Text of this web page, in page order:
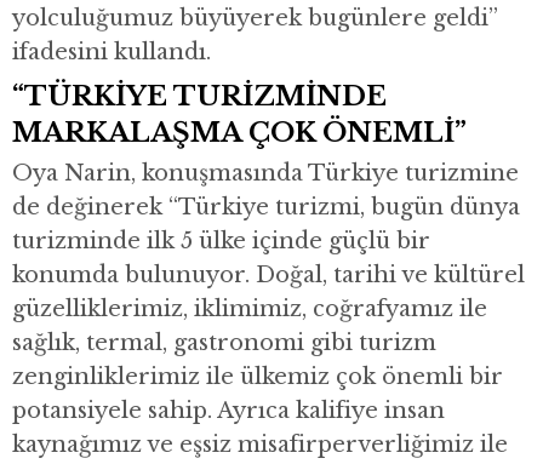
yolculuğumuz büyüyerek bugünlere geldi”
ifadesini kullandı.
“TÜRKİYE TURİZMİNDE
MARKALAŞMA ÇOK ÖNEMLİ”
Oya Narin, konuşmasında Türkiye turizmine
de değinerek “Türkiye turizmi, bugün dünya
turizminde ilk 5 ülke içinde güçlü bir
konumda bulunuyor. Doğal, tarihi ve kültürel
güzelliklerimiz, iklimimiz, coğrafyamız ile
sağlık, termal, gastronomi gibi turizm
zenginliklerimiz ile ülkemiz çok önemli bir
potansiyele sahip. Ayrıca kalifiye insan
kaynağımız ve eşsiz misafirperverliğimiz ile